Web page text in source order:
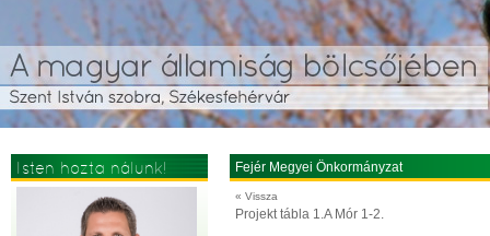
Isten hozta nálunk! Fejér Megyei Önkormányzat
« Vissza
Projekt tábla 1.A Mór 1-2.